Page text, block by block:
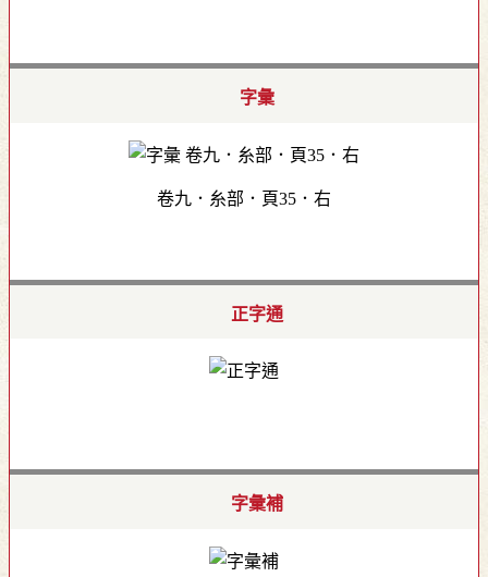
字彙
卷九．糸部．頁35．右
正字通
字彙補